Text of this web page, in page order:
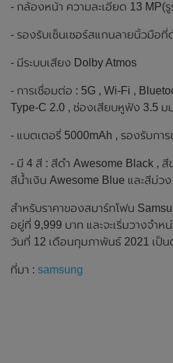
- กล้องหน้า ความละเอียด 13 MP(
- รองรับเซ็นเซอร์สแกนลายนิ้วมือที่
- มีระบบเสียง Dolby Atmos
- การเชื่อมต่อ : 5G , Wi-Fi ,
Type-C 2.0 , ช่องเสียบหูฟัง 3.5 ม
- แบตเตอรี่ 5000mAh , รองรับการ
- มี 4 สี : สีดำ Awesome Black , สี
สีน้ำเงิน Awesome Blue และสีม่ว
สำหรับราคาของสมาร์ทโฟน
อยู่ที่ 9,999 บาท และจะเริ่มวางจำ
วันที่ 12 เดือนกุมภาพันธ์ 2021 เป็น
ที่มา : samsung